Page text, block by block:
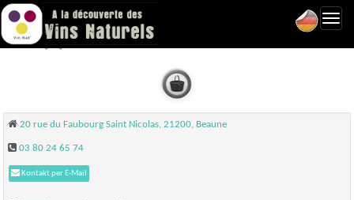
Avintures - Beaune
20 rue du Faubourg Saint Nicolas, 21200, Beaune
03 80 24 65 74
Kontakt per E-Mail